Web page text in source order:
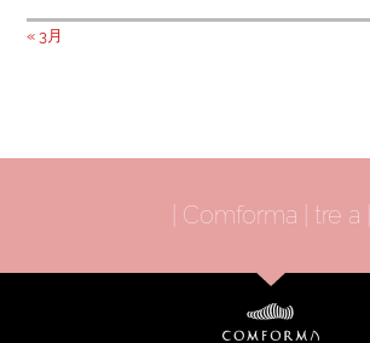
« 3月
| Comforma | tre a |